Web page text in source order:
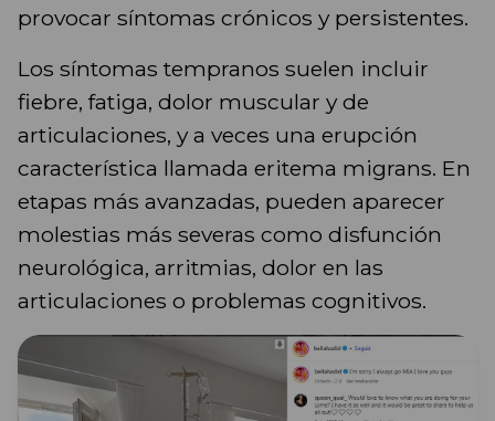
provocar síntomas crónicos y persistentes.
Los síntomas tempranos suelen incluir
fiebre, fatiga, dolor muscular y de
articulaciones, y a veces una erupción
característica llamada eritema migrans. En
etapas más avanzadas, pueden aparecer
molestias más severas como disfunción
neurológica, arritmias, dolor en las
articulaciones o problemas cognitivos.